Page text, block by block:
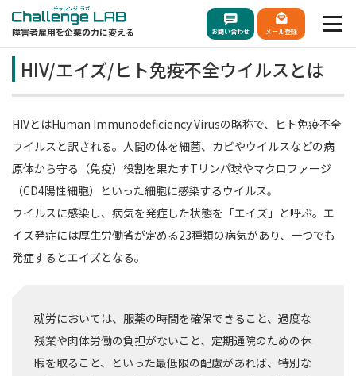
障害者雇用を企業の力に変える お問い合わせ メール登録
HIV/エイズ/ヒト免疫不全ウイルスとは
HIVとはHuman Immunodeficiency Virusの略称で、ヒト免疫不全
ウイルスと訳される。人間の体を細菌、カビやウイルスなどの病
原体から守る（免疫）役割を果たすTリンパ球やマクロファージ
（CD4陽性細胞）といった細胞に感染するウイルス。
ウイルスに感染し、病気を発症した状態を「エイズ」と呼ぶ。エ
イズ発症には厚生労働省が定める23種類の病気があり、一つでも
発症するとエイズとなる。
就労においては、服薬の時間を確保できること、過度な
残業や肉体労働の負担がないこと、定期通院のための休
暇を取ること、といった最低限の配慮があれば、特別な